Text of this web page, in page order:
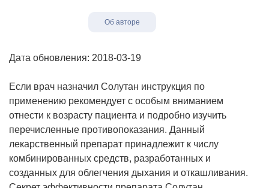
Об авторе
Дата обновления: 2018-03-19
Если врач назначил Солутан инструкция по
применению рекомендует с особым вниманием
отнести к возрасту пациента и подробно изучить
перечисленные противопоказания. Данный
лекарственный препарат принадлежит к числу
комбинированных средств, разработанных и
созданных для облегчения дыхания и откашливания.